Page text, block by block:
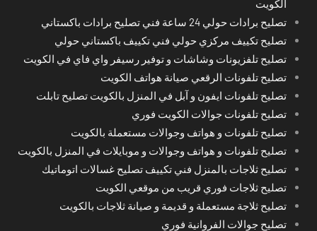
الكويت
تصليح برادات حولي 24 ساعة فني تصليح برادات باكستاني
تصليح تكييف مركزي حولي فني تكييف باكستاني حولي
تصليح تلفزيونات وشاشات و توفير رسيفر واي فاي في الكويت
تصليح تلفونات الرقعي صيانة هواتف الكويت
تصليح تلفونات ايفون و آبل في المنزل بالكويت تصليح تابلت
تصليح تلفونات جوالات الكويت فوري
تصليح تلفونات و هواتف وجوالات مستعملة بالكويت
تصليح تلفونات و هواتف وجوالات و موبايلات في المنزل بالكويت
تصليح ثلاجات بالمنزل فني تكييف تصليح غسالات اتوماتيك
تصليح ثلاجات فوري قريب من موقعي الكويت
تصليح ثلاجة مستعملة و قديمة و صيانة ثلاجات بالكويت
تصليح جوالات الفروانية فوري